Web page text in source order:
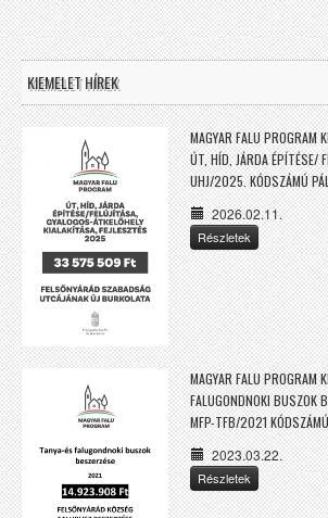
KIEMELET HÍREK
MAGYAR FALU PROGRAM
ÚT, HÍD, JÁRDA ÉPÍTÉSE/
UHJ/2025. KÓDSZÁMÚ
2026.02.11.
Részletek
MAGYAR FALU PROGRAM
FALUGONDNOKI BUSZOK
MFP-TFB/2021
2023.03.22.
Részletek